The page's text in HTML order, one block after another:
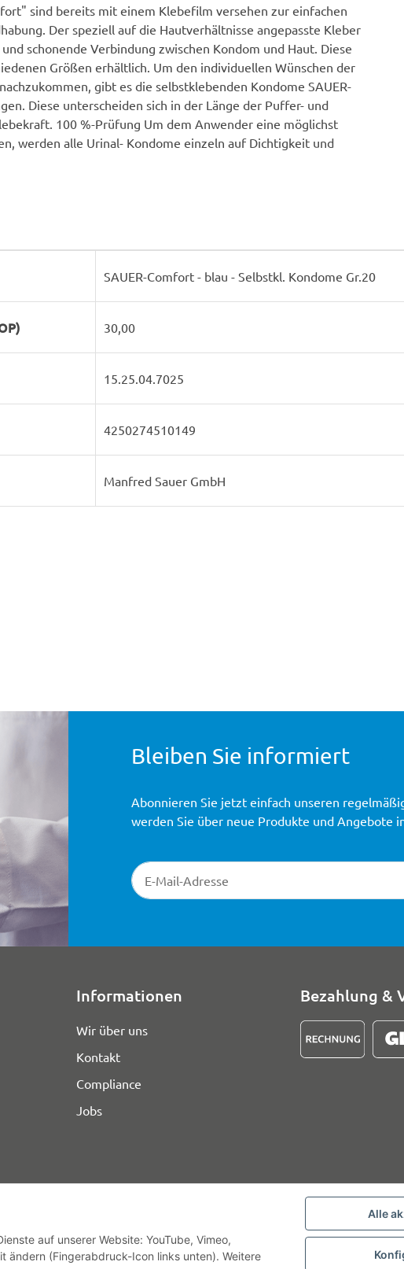
Alle
auf unserer Website: YouTube, Vimeo,
ändern (Fingerabdruck-Icon links unten). Weitere
sind bereits mit einem Klebefilm versehen zur einfachen
Der speziell auf die Hautverhältnisse angepasste Kleber
schonende Verbindung zwischen Kondom und Haut. Diese
Größen erhältlich. Um den individuellen Wünschen der
gibt es die selbstklebenden Kondome SAUER-
Diese unterscheiden sich in der Länge der Puffer- und
100 %-Prüfung Um dem Anwender eine möglichst
werden alle Urinal- Kondome einzeln auf Dichtigkeit und
SAUER-Comfort - blau - Selbstkl. Kondome Gr.20
30,00
15.25.04.7025
4250274510149
Manfred Sauer GmbH
Bleiben Sie informiert
Newsletter-Registrierung
Abonnieren Sie jetzt einfach unseren
werden Sie über neue Produkte und Angebote
Informationen
Wir über uns
Kontakt
Compliance
Jobs
Bezahlung &